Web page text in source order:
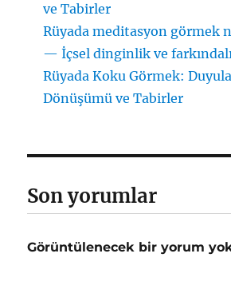
ve Tabirler
Rüyada meditasyon görmek
— İçsel dinginlik ve
Rüyada Koku Görmek:
Dönüşümü ve Tabirler
Son yorumlar
Görüntülenecek bir yorum